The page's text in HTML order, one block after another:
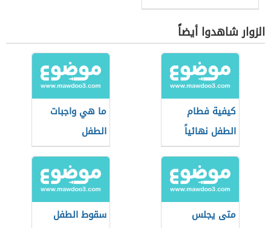
الزوار شاهدوا أيضاً
كيفية فطام
الطفل نهائياً
ما هي واجبات
الطفل
متى يجلس
سقوط الطفل